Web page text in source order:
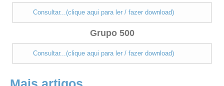
Consultar...(clique aqui para ler / fazer download)
Grupo 500
Consultar...(clique aqui para ler / fazer download)